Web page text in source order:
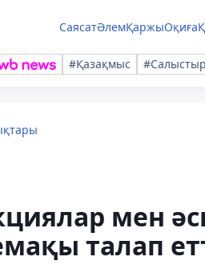
СаясатӘлемҚаржыОқиға
#Қазақмыс
мен
талап